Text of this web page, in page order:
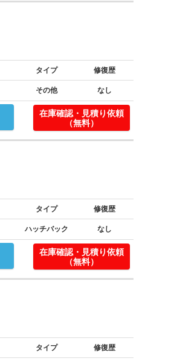
タイプ 修復歴
その他 なし
在庫確認・見積り依頼
（無料）
タイプ 修復歴
ハッチバック なし
在庫確認・見積り依頼
（無料）
タイプ 修復歴